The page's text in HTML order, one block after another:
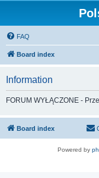
FAQ
Board index
Information
FORUM WYŁĄCZONE -
Board index
Powered by